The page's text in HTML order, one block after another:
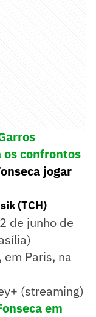
confrontos
jogar
(TCH)
de junho de
em Paris, na
(streaming)
em